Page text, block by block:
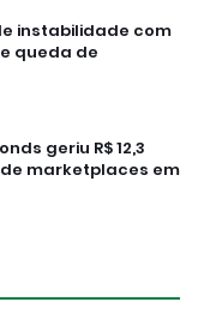
instabilidade com
queda de
geriu R$ 12,3
marketplaces em